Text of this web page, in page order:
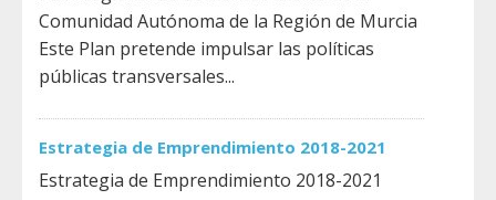
Comunidad Autónoma de la Región de Murcia
Este Plan pretende impulsar las políticas
públicas transversales...
Estrategia de Emprendimiento 2018-2021
Estrategia de Emprendimiento 2018-2021